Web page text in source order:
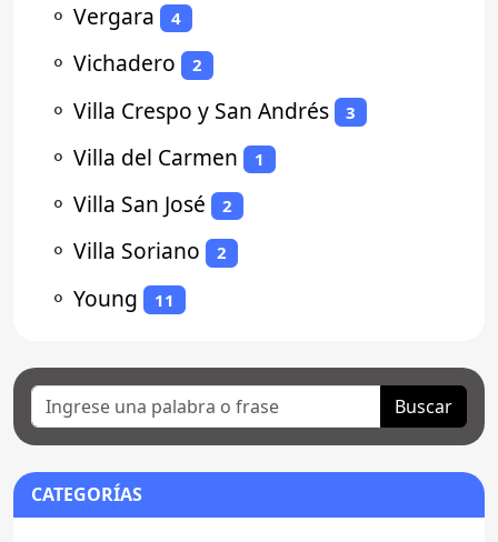
⚬ Vergara 4
⚬ Vichadero 2
⚬ Villa Crespo y San Andrés 3
⚬ Villa del Carmen 1
⚬ Villa San José 2
⚬ Villa Soriano 2
⚬ Young 11
Buscar
CATEGORÍAS